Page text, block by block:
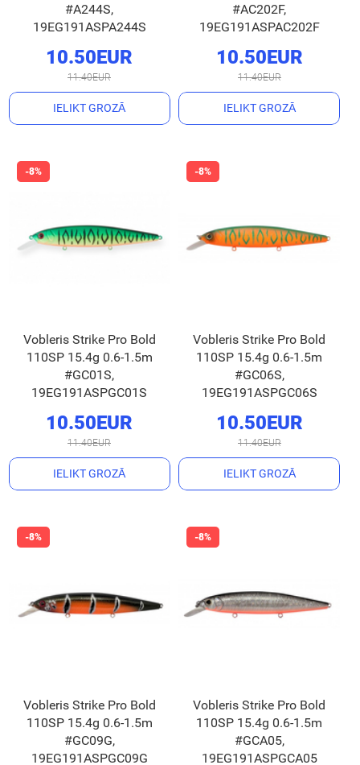
#A244S,
19EG191ASPA244S
10.50EUR
11.40EUR
IELIKT GROZĀ
#AC202F,
19EG191ASPAC202F
10.50EUR
11.40EUR
IELIKT GROZĀ
Vobleris Strike Pro Bold
110SP 15.4g 0.6-1.5m
#GC01S,
19EG191ASPGC01S
10.50EUR
11.40EUR
IELIKT GROZĀ
Vobleris Strike Pro Bold
110SP 15.4g 0.6-1.5m
#GC06S,
19EG191ASPGC06S
10.50EUR
11.40EUR
IELIKT GROZĀ
Vobleris Strike Pro Bold
110SP 15.4g 0.6-1.5m
#GC09G,
19EG191ASPGC09G
Vobleris Strike Pro Bold
110SP 15.4g 0.6-1.5m
#GCA05,
19EG191ASPGCA05